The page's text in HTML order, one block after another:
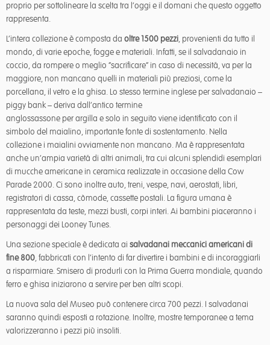
proprio per sottolineare la scelta tra l’oggi e il domani che questo oggetto
rappresenta.
L’intera collezione è composta da oltre 1500 pezzi, provenienti da tutto il
mondo, di varie epoche, fogge e materiali. Infatti, se il salvadanaio in
coccio, da rompere o meglio “sacrificare” in caso di necessità, va per la
maggiore, non mancano quelli in materiali più preziosi, come la
porcellana, il vetro e la ghisa. Lo stesso termine inglese per salvadanaio –
piggy bank – deriva dall’antico termine
anglossassone per argilla e solo in seguito viene identificato con il
simbolo del maialino, importante fonte di sostentamento. Nella
collezione i maialini ovviamente non mancano. Ma è rappresentata
anche un’ampia varietà di altri animali, tra cui alcuni splendidi esemplari
di mucche americane in ceramica realizzate in occasione della Cow
Parade 2000. Ci sono inoltre auto, treni, vespe, navi, aerostati, libri,
registratori di cassa, còmode, cassette postali. La figura umana è
rappresentata da teste, mezzi busti, corpi interi. Ai bambini piaceranno i
personaggi dei Looney Tunes.
Una sezione speciale è dedicata ai salvadanai meccanici americani di
fine 800, fabbricati con l’intento di far divertire i bambini e di incoraggiarli
a risparmiare. Smisero di produrli con la Prima Guerra mondiale, quando
ferro e ghisa iniziarono a servire per ben altri scopi.
La nuova sala del Museo può contenere circa 700 pezzi. I salvadanai
saranno quindi esposti a rotazione. Inoltre, mostre temporanee a tema
valorizzeranno i pezzi più insoliti.